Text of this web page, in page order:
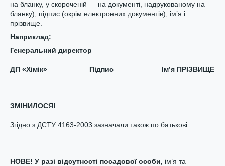
на бланку, у скороченій — на документі, надрукованому на
бланку), підпис (окрім електронних документів), ім’я і
прізвище.
Наприклад:
Генеральний директор
ДП «Хімік» Підпис Ім’я ПРІЗВИЩЕ
ЗМІНИЛОСЯ!
Згідно з ДСТУ 4163-2003 зазначали також по батькові.
НОВЕ! У разі відсутності посадової особи, ім’я та